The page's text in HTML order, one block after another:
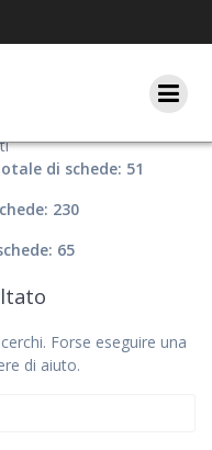
di schede: 51
230
65
Forse eseguire una
di aiuto.